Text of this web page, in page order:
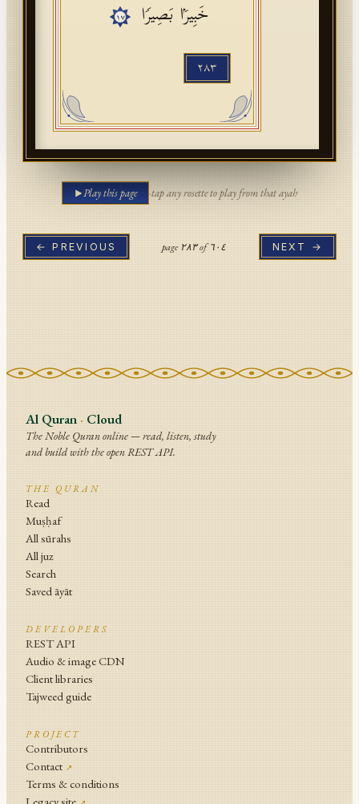
خَبِیرَۢا بَصِیرࣰا
١٧
٢٨٣
Play this page ·tap any rosette to play from that ayah
← PREVIOUS page ٢٨٣of٦٠٤ NEXT →
Al Quran · Cloud
The Noble Quran online — read, listen, study
and build with the open REST API.
THE QURAN
Read
Muṣḥaf
All sūrahs
All juz
Search
Saved āyāt
DEVELOPERS
REST API
Audio & image CDN
Client libraries
Tajweed guide
PROJECT
Contributors
Contact ↗
Terms & conditions